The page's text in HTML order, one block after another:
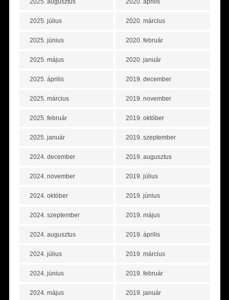
2025. augusztus
2025. július
2025. június
2025. május
2025. április
2025. március
2025. február
2025. január
2024. december
2024. november
2024. október
2024. szeptember
2024. augusztus
2024. július
2024. június
2024. május
2020. április
2020. március
2020. február
2020. január
2019. december
2019. november
2019. október
2019. szeptember
2019. augusztus
2019. július
2019. június
2019. május
2019. április
2019. március
2019. február
2019. január